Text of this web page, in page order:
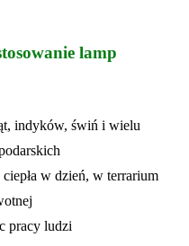
lamp
indyków, świń i wielu
w dzień, w terrarium
pracy ludzi